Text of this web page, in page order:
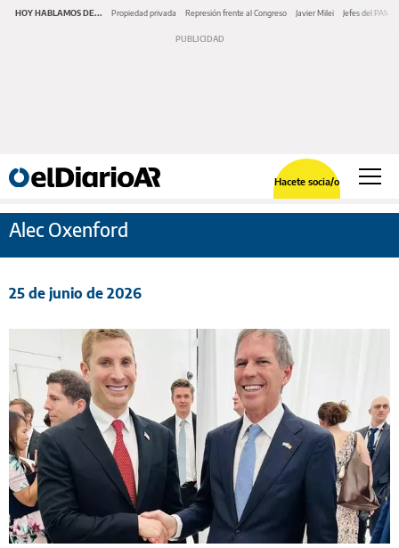
HOY HABLAMOS DE... Propiedad privada Represión frente al Congreso Javier Milei Jefes del PAMI
Hacete socia/o
Alec Oxenford
25 de junio de 2026